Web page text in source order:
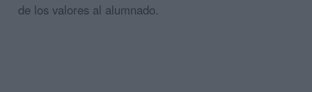
de los valores al alumnado.